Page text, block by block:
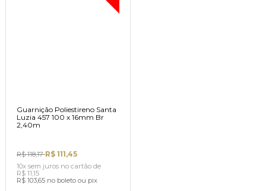
Guarnição Poliestireno Santa
Luzia 457 100 x 16mm Br
2,40m
R$ 118,17R$ 111,45
10x sem juros no cartãode
R$ 11,15
R$ 103,65 no boleto ou pix